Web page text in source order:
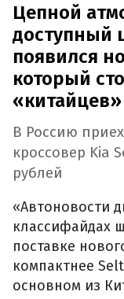
Цепной
доступный
появился
который
«китайцев»
В Россию
кроссовер Kia
рублей
«Автоновости
классифайдах
поставке
компактнее
основном из